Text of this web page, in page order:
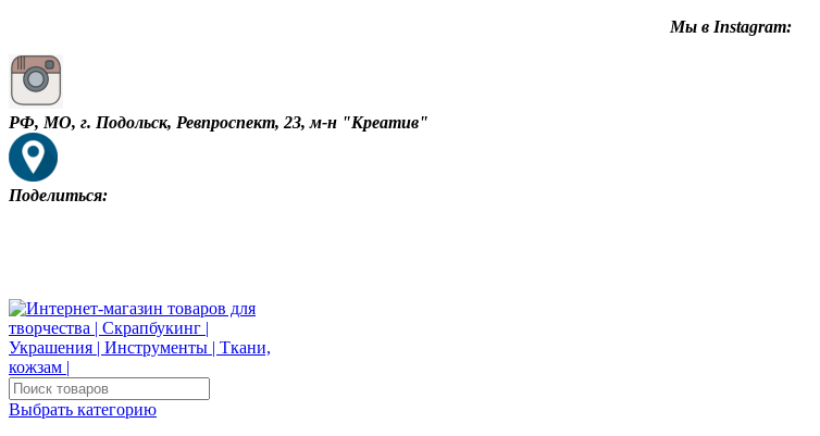
Мы в Instagram:
РФ, МО, г. Подольск, Ревпроспект, 23, м-н "Креатив"
Поделиться:
Выбрать категорию